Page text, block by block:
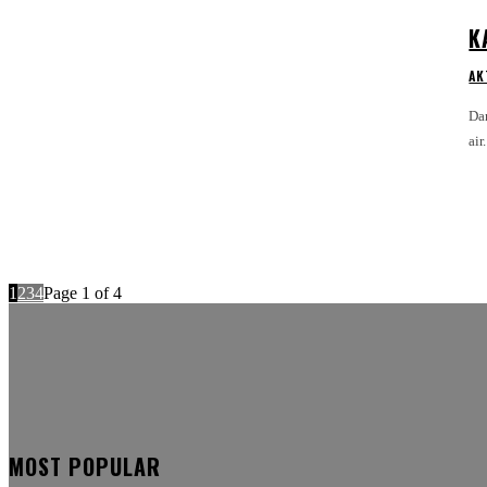
1 234Page 1 of 4
MOST POPULAR